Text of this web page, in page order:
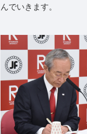
んでいきます。